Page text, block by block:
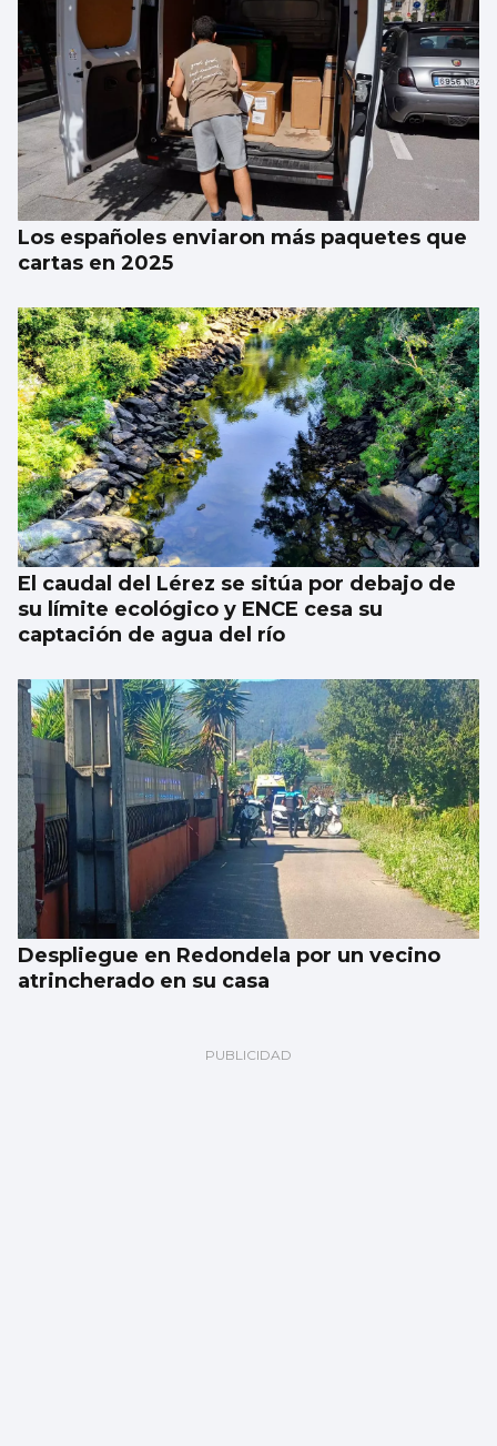
Trump tacha de hipócrita a Irán por negar
negociaciones
Los españoles enviaron más paquetes que
cartas en 2025
El caudal del Lérez se sitúa por debajo de
su límite ecológico y ENCE cesa su
captación de agua del río
Despliegue en Redondela por un vecino
atrincherado en su casa